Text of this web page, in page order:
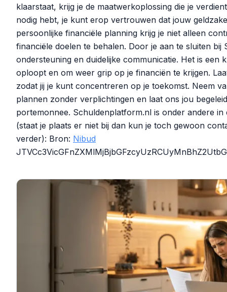
klaarstaat, krijg je de maatwerkoplossing die je
nodig hebt, je kunt erop vertrouwen dat jouw
persoonlijke financiële planning krijg je niet alleen
financiële doelen te behalen. Door je aan te sluiten
ondersteuning en duidelijke communicatie. Het is een
oploopt en om weer grip op je financiën te krijgen.
zodat jij je kunt concentreren op je toekomst. Neem
plannen zonder verplichtingen en laat ons jou
portemonnee. Schuldenplatform.nl is onder andere in
(staat je plaats er niet bij dan kun je toch gewoon
verder): Bron: Nibud